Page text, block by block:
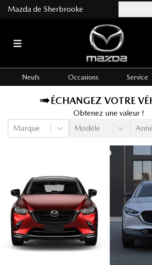
Mazda de Sherbrooke
Neufs Occasions Service
ÉCHANGEZ VOTRE
Obtenez une valeur !
Marque
Modèle